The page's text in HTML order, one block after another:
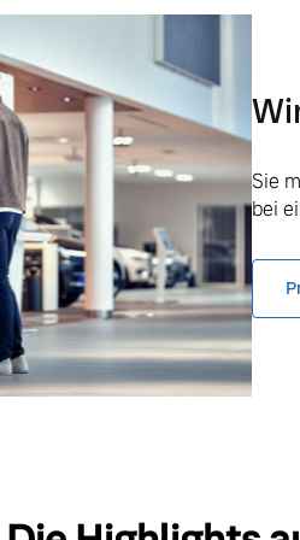
Sie
bei